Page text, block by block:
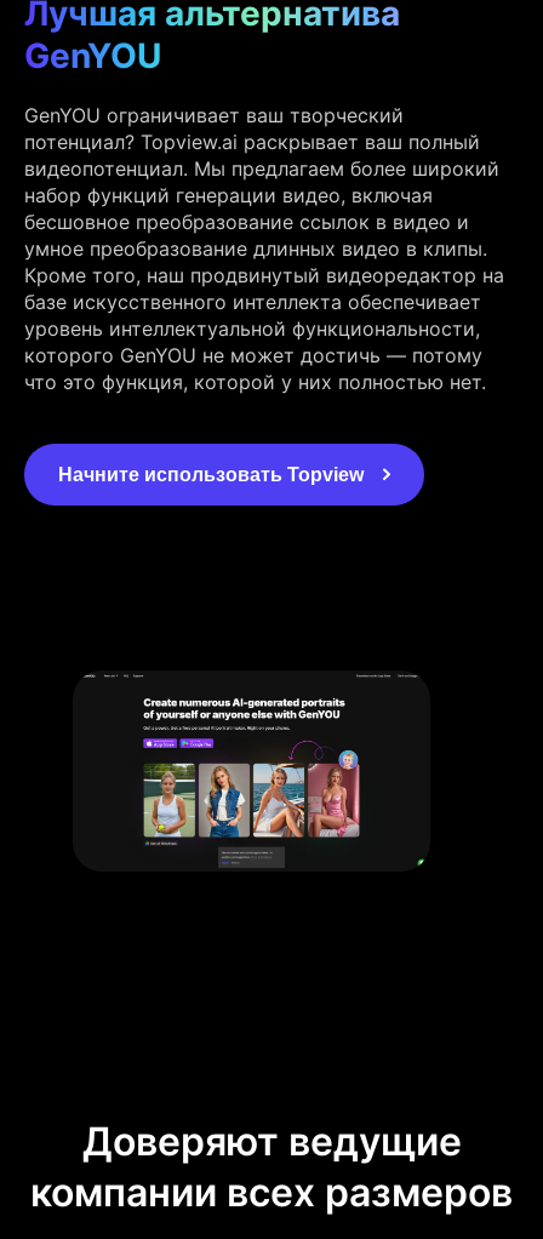
Лучшая альтернатива
GenYOU
GenYOU ограничивает ваш творческий
потенциал? Topview.ai раскрывает ваш полный
видеопотенциал. Мы предлагаем более широкий
набор функций генерации видео, включая
бесшовное преобразование ссылок в видео и
умное преобразование длинных видео в клипы.
Кроме того, наш продвинутый видеоредактор на
базе искусственного интеллекта обеспечивает
уровень интеллектуальной функциональности,
которого GenYOU не может достичь — потому
что это функция, которой у них полностью нет.
Начните использовать Topview
Доверяют ведущие
компании всех размеров